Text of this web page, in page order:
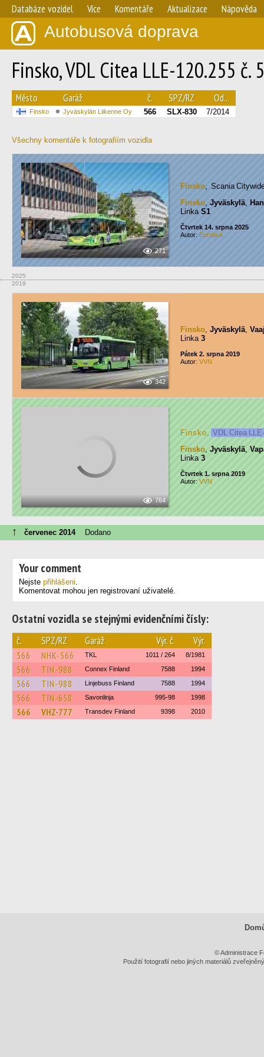
Databáze vozidel Více Komentáře Aktualizace Nápověda
Autobusová doprava
Finsko, VDL Citea LLE-120.255 č.
Město Garáž č. SPZ/RZ Od...
Finsko Jyväskylän Liikenne Oy 566 SLX-830 7/2014
Všechny komentáře k fotografiím vozidla
271
Finsko, Scania
Finsko, Jyväskylä,
Linka S1
Čtvrtek 14. srpna 2025
Autor: Eurobus
2025
2019
342
Finsko, Jyväskylä,
Linka 3
Pátek 2. srpna 2019
Autor: VVN
764
Finsko, VDL Citea
Finsko, Jyväskylä,
Linka 3
Čtvrtek 1. srpna 2019
Autor: VVN
↑ červenec 2014Dodano
Your comment
Nejste přihlášeni.
Komentovat mohou jen registrovaní uživatelé.
Ostatní vozidla se stejnými evidenčními čísly:
č. SPZ/RZ Garáž Výr. č. Výr.
566 NHK-566 TKL 1011 / 264 8/1981
566 TIN-988 Connex Finland 7588 1994
566 TIN-988 Linjebuss Finland 7588 1994
566 TIN-658 Savonlinja 995-98 1998
566 VHZ-777 Transdev Finland 9398 2010
© Administrace
Použití fotografií nebo jiných materiálů